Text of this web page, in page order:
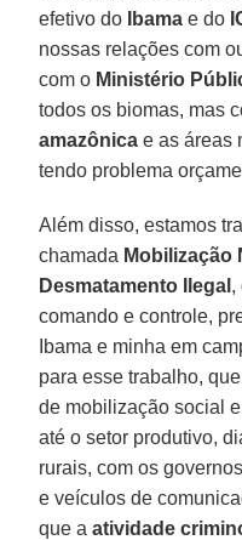
efetivo do
Ibama e do
nossas relações com
com o Ministério
todos os biomas, mas
amazônica e as áreas
tendo problema
Além disso, estamos
chamada Mobilização
Desmatamento Ilegal ,
comando e controle,
Ibama e minha em
para esse trabalho,
de mobilização social
até o setor produtivo,
rurais, com os
e veículos de
que aatividade